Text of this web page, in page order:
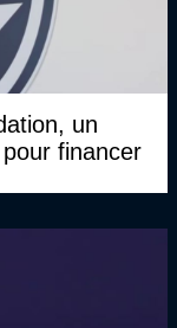
un
financer